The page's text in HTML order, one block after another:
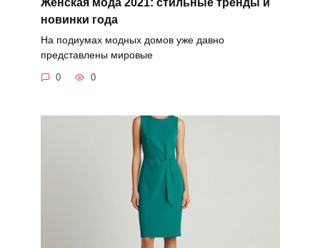
новинки года
На подиумах модных домов уже давно
представлены мировые
0 0